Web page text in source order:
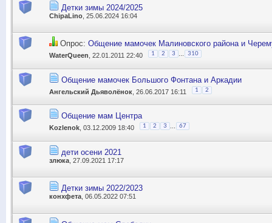
Детки зимы 2024/2025
ChipaLino , 25.06.2024 16:04
Опрос: Общение мамочек Малиновского района и
WaterQueen , 22.01.2011 22:40 1 2 3 310
Общение мамочек Большого Фонтана и Аркадии
Ангельский Дьяволёнок , 26.06.2017 16:11 1 2
Общение мам Центра
Kozlenok , 03.12.2009 18:40 1 2 3 67
дети осени 2021
злюка , 27.09.2021 17:17
Детки зимы 2022/2023
конхфета , 06.05.2022 07:51